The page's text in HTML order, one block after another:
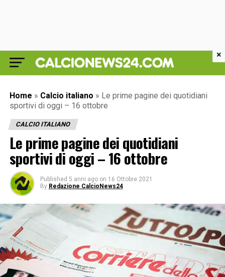
Home » Calcio italiano » Le prime pagine dei quotidiani
sportivi di oggi – 16 ottobre
CALCIO ITALIANO
Le prime pagine dei quotidiani
sportivi di oggi – 16 ottobre
Published 5 anni ago on 16 Ottobre 2021
By Redazione CalcioNews24
×